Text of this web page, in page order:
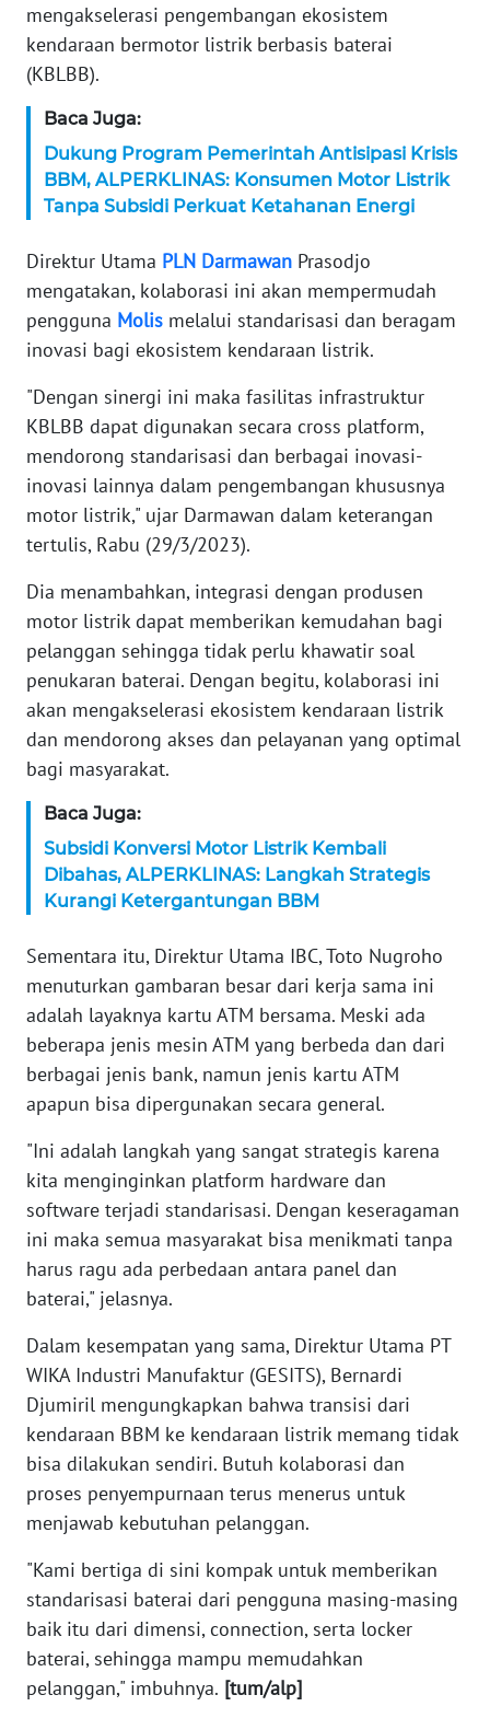
mengakselerasi pengembangan ekosistem
kendaraan bermotor listrik berbasis baterai
(KBLBB).
Baca Juga:
Dukung Program Pemerintah Antisipasi Krisis
BBM, ALPERKLINAS: Konsumen Motor Listrik
Tanpa Subsidi Perkuat Ketahanan Energi
Direktur Utama PLN Darmawan Prasodjo
mengatakan, kolaborasi ini akan mempermudah
pengguna Molis melalui standarisasi dan beragam
inovasi bagi ekosistem kendaraan listrik.
"Dengan sinergi ini maka fasilitas infrastruktur
KBLBB dapat digunakan secara cross platform,
mendorong standarisasi dan berbagai inovasi-
inovasi lainnya dalam pengembangan khususnya
motor listrik," ujar Darmawan dalam keterangan
tertulis, Rabu (29/3/2023).
Dia menambahkan, integrasi dengan produsen
motor listrik dapat memberikan kemudahan bagi
pelanggan sehingga tidak perlu khawatir soal
penukaran baterai. Dengan begitu, kolaborasi ini
akan mengakselerasi ekosistem kendaraan listrik
dan mendorong akses dan pelayanan yang optimal
bagi masyarakat.
Baca Juga:
Subsidi Konversi Motor Listrik Kembali
Dibahas, ALPERKLINAS: Langkah Strategis
Kurangi Ketergantungan BBM
Sementara itu, Direktur Utama IBC, Toto Nugroho
menuturkan gambaran besar dari kerja sama ini
adalah layaknya kartu ATM bersama. Meski ada
beberapa jenis mesin ATM yang berbeda dan dari
berbagai jenis bank, namun jenis kartu ATM
apapun bisa dipergunakan secara general.
"Ini adalah langkah yang sangat strategis karena
kita menginginkan platform hardware dan
software terjadi standarisasi. Dengan keseragaman
ini maka semua masyarakat bisa menikmati tanpa
harus ragu ada perbedaan antara panel dan
baterai," jelasnya.
Dalam kesempatan yang sama, Direktur Utama PT
WIKA Industri Manufaktur (GESITS), Bernardi
Djumiril mengungkapkan bahwa transisi dari
kendaraan BBM ke kendaraan listrik memang tidak
bisa dilakukan sendiri. Butuh kolaborasi dan
proses penyempurnaan terus menerus untuk
menjawab kebutuhan pelanggan.
"Kami bertiga di sini kompak untuk memberikan
standarisasi baterai dari pengguna masing-masing
baik itu dari dimensi, connection, serta locker
baterai, sehingga mampu memudahkan
pelanggan," imbuhnya. [tum/alp]
WN
SUMUT
JAKARTA
WN
JABAR
WN
WN
NTT
WN
KEPRI
WN
PAPUA
PAPUA
BARAT
WN
RIAU
WN
SERAMBI
WN
JAMBI
SULTRA
WN
NTB
WN
SULTENG
SULBAR
WN
BABEL
SUMBAR
WN
SUMSEL
WN
BENGKULU
WN
LAMPUNG
WN
JATENG